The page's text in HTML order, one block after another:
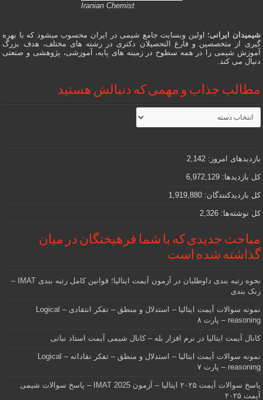
Iranian Chemist
شیمیدان ایرانی؛ اولین وبسایت جامع شیمی در ایران محسوب میشود که با بهره
گیری از متخصصین و فارغ التحصیلان دکتری در رشته های مختلف، هدف بزرگ
آموزش شیمی را در همه سطوح در زمینه های پایه، آموزشی، پژوهشی و صنعتی
دنبال می کند.
مطالب جذاب و مهمی که دنبالش هستید
مطالب
جذاب
و
که
دنبالش
هستید
بازدیدهای امروز: 2,142
کل بازدیدها: 6,972,129
کل بازدیدکنند‌گان: 1,919,880
کل نوشته‌ها: 2,326
مباحث جدیدی که با شما فرهیختگان در میان
گذاشته شده است
نحوه رتبه بندی داوطلبان در آزمون آیمت ایتالیا؛ قوانین کامل رتبه بندی IMAT –
رنک بندی
نمونه سوالات آیمت ایتالیا – استدلال و منطق – تفکر انتقادی – Logical
reasoning – پارت ۸
کانال آیمت ایتالیا در نرم افزار بله – کانال شیمی آیمت استاد نباتی
نمونه سوالات آیمت ایتالیا – استدلال و منطق – تفکر نقادانه – Logical
reasoning – پارت ۷
پاسخ سوالات آیمت ۲۰۲۵ ایتالیا – آزمون IMAT 2025 – پاسخ سوالات شیمی
آیمت ۲۰۲۵